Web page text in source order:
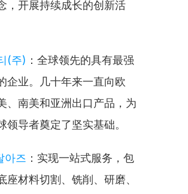
，开展持续成长的创新活
(주) ：全球领先的具有最强
企业。几十年来一直向欧
、南美和亚洲出口产品，为
领导者奠定了坚实基础。
아즈 ：实现一站式服务，包
座材料切割、铣削、研磨、